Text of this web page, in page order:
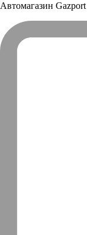
Автомагазин Gazport